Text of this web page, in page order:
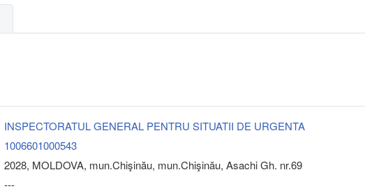
INSPECTORATUL GENERAL PENTRU SITUATII DE URGENTA
1006601000543
2028, MOLDOVA, mun.Chişinău, mun.Chişinău, Asachi Gh. nr.69
---